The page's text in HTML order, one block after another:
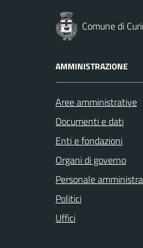
Comune di
AMMINISTRAZIONE
Aree amministrative
Documenti e dati
Enti e fondazioni
Organi di governo
Personale
Politici
Uffici